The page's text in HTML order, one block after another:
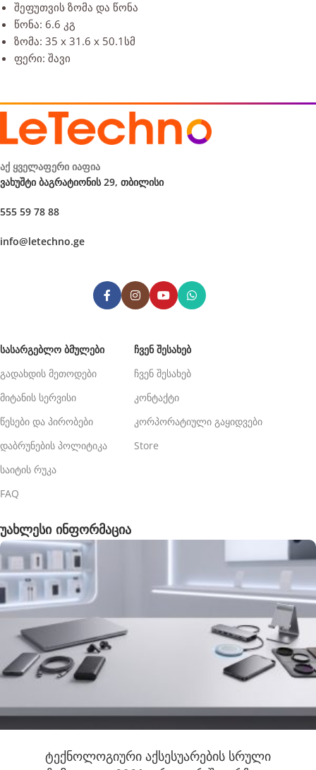
შეფუთვის ზომა და წონა
წონა: 6.6 კგ
ზომა: 35 x 31.6 x 50.1სმ
ფერი: შავი
აქ ყველაფერი იაფია
ვახუშტი ბაგრატიონის 29, თბილისი
555 59 78 88
info@letechno.ge
ᲡᲐᲡᲐᲠᲒᲔᲑᲚᲝ ᲑᲛᲣᲚᲔᲑᲘ
გადახდის მეთოდები
მიტანის სერვისი
წესები და პირობები
დაბრუნების პოლიტიკა
საიტის რუკა
FAQ
ᲩᲕᲔᲜ ᲨᲔᲡᲐᲮᲔᲑ
ჩვენ შესახებ
კონტაქტი
კორპორატიული გაყიდვები
Store
უახლესი ინფორმაცია
ტექნოლოგიური აქსესუარების სრული